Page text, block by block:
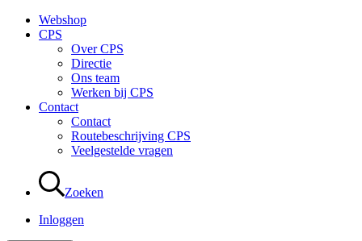
Webshop
CPS
Over CPS
Directie
Ons team
Werken bij CPS
Contact
Contact
Routebeschrijving CPS
Veelgestelde vragen
Zoeken
Inloggen